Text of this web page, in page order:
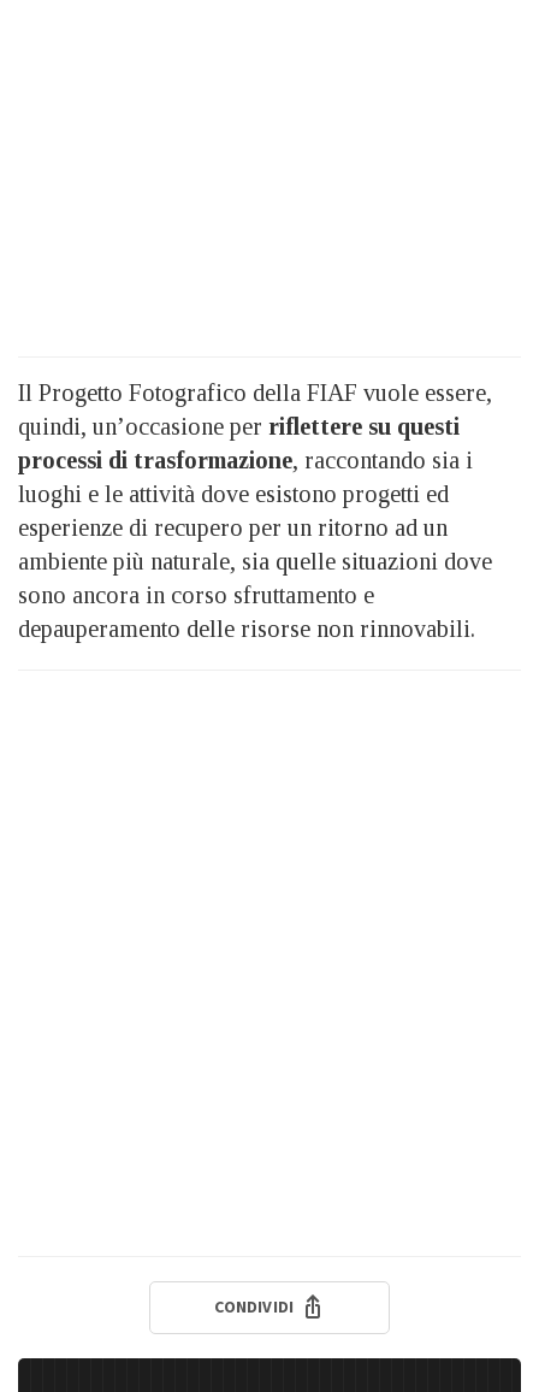
Il Progetto Fotografico della FIAF vuole essere,
quindi, un’occasione per riflettere su questi
processi di trasformazione, raccontando sia i
luoghi e le attività dove esistono progetti ed
esperienze di recupero per un ritorno ad un
ambiente più naturale, sia quelle situazioni dove
sono ancora in corso sfruttamento e
depauperamento delle risorse non rinnovabili.
CONDIVIDI